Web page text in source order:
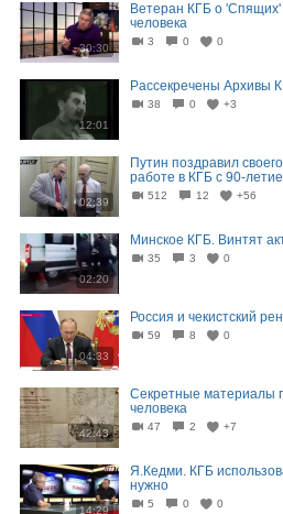
30:30
Ветеран КГБ о 'Спящих'
человека
3 0 0
12:01
Рассекречены Архивы
38 0 +3
02:39
Путин поздравил
работе в КГБ с 90-
512 12 +56
02:20
Минское КГБ. Винтят
35 3 0
04:33
Россия и чекистский
59 8 0
42:43
Секретные материалы
человека
47 2 +7
14:29
Я.Кедми. КГБ
нужно
5 0 0